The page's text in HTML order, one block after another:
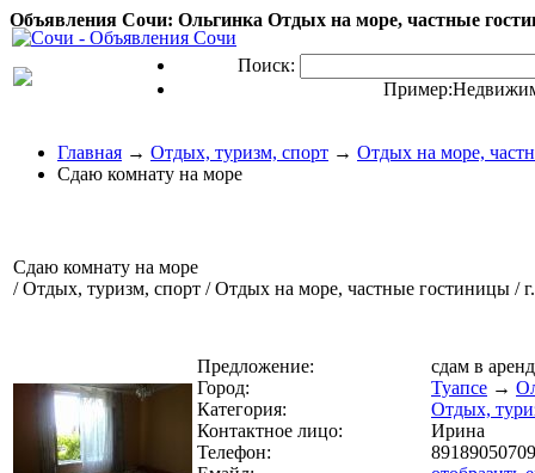
Объявления Сочи: Ольгинка Отдых на море, частные
Поиск:
Пример:
Главная → Отдых, туризм, спорт → Отдых на море,
Сдаю комнату на море
Сдаю комнату на море
/ Отдых, туризм, спорт / Отдых на море, частные гостиницы /
Предложение:
сдам в
Город:
Туапсе →
Категория:
Отдых,
Контактное лицо:
Ирина
Телефон:
89189050709